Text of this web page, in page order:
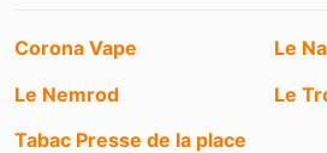
Entrées
Corona Vape
Le
Le Nemrod
Le
Tabac Presse de la place